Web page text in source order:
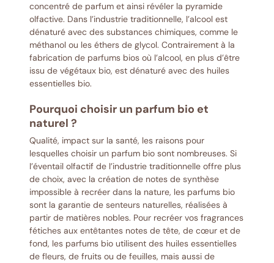
concentré de parfum et ainsi révéler la pyramide
olfactive. Dans l’industrie traditionnelle, l’alcool est
dénaturé avec des substances chimiques, comme le
méthanol ou les éthers de glycol. Contrairement à la
fabrication de parfums bios où l’alcool, en plus d’être
issu de végétaux bio, est dénaturé avec des huiles
essentielles bio.
Pourquoi choisir un parfum bio et
naturel ?
Qualité, impact sur la santé, les raisons pour
lesquelles choisir un parfum bio sont nombreuses. Si
l’éventail olfactif de l’industrie traditionnelle offre plus
de choix, avec la création de notes de synthèse
impossible à recréer dans la nature, les parfums bio
sont la garantie de senteurs naturelles, réalisées à
partir de matières nobles. Pour recréer vos fragrances
fétiches aux entêtantes notes de tête, de cœur et de
fond, les parfums bio utilisent des huiles essentielles
de fleurs, de fruits ou de feuilles, mais aussi de